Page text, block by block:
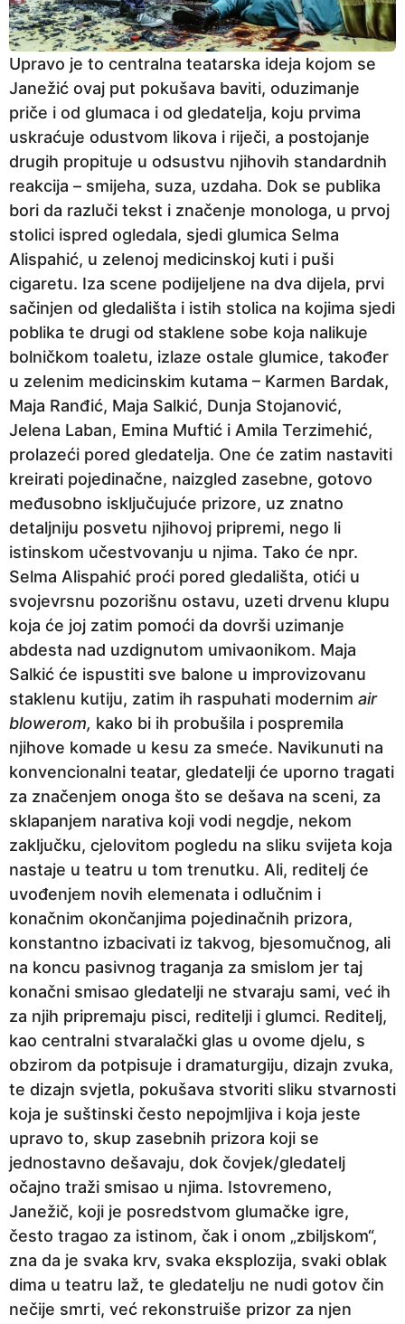
Upravo je to centralna teatarska ideja kojom se
Janežić ovaj put pokušava baviti, oduzimanje
priče i od glumaca i od gledatelja, koju prvima
uskraćuje odustvom likova i riječi, a postojanje
drugih propituje u odsustvu njihovih standardnih
reakcija – smijeha, suza, uzdaha. Dok se publika
bori da razluči tekst i značenje monologa, u prvoj
stolici ispred ogledala, sjedi glumica Selma
Alispahić, u zelenoj medicinskoj kuti i puši
cigaretu. Iza scene podijeljene na dva dijela, prvi
sačinjen od gledališta i istih stolica na kojima sjedi
poblika te drugi od staklene sobe koja nalikuje
bolničkom toaletu, izlaze ostale glumice, također
u zelenim medicinskim kutama – Karmen Bardak,
Maja Ranđić, Maja Salkić, Dunja Stojanović,
Jelena Laban, Emina Muftić i Amila Terzimehić,
prolazeći pored gledatelja. One će zatim nastaviti
kreirati pojedinačne, naizgled zasebne, gotovo
međusobno isključujuće prizore, uz znatno
detaljniju posvetu njihovoj pripremi, nego li
istinskom učestvovanju u njima. Tako će npr.
Selma Alispahić proći pored gledališta, otići u
svojevrsnu pozorišnu ostavu, uzeti drvenu klupu
koja će joj zatim pomoći da dovrši uzimanje
abdesta nad uzdignutom umivaonikom. Maja
Salkić će ispustiti sve balone u improvizovanu
staklenu kutiju, zatim ih raspuhati modernim air
blowerom, kako bi ih probušila i pospremila
njihove komade u kesu za smeće. Navikunuti na
konvencionalni teatar, gledatelji će uporno tragati
za značenjem onoga što se dešava na sceni, za
sklapanjem narativa koji vodi negdje, nekom
zaključku, cjelovitom pogledu na sliku svijeta koja
nastaje u teatru u tom trenutku. Ali, reditelj će
uvođenjem novih elemenata i odlučnim i
konačnim okončanjima pojedinačnih prizora,
konstantno izbacivati iz takvog, bjesomučnog, ali
na koncu pasivnog traganja za smislom jer taj
konačni smisao gledatelji ne stvaraju sami, već ih
za njih pripremaju pisci, reditelji i glumci. Reditelj,
kao centralni stvaralački glas u ovome djelu, s
obzirom da potpisuje i dramaturgiju, dizajn zvuka,
te dizajn svjetla, pokušava stvoriti sliku stvarnosti
koja je suštinski često nepojmljiva i koja jeste
upravo to, skup zasebnih prizora koji se
jednostavno dešavaju, dok čovjek/gledatelj
očajno traži smisao u njima. Istovremeno,
Janežič, koji je posredstvom glumačke igre,
često tragao za istinom, čak i onom „zbiljskom“,
zna da je svaka krv, svaka eksplozija, svaki oblak
dima u teatru laž, te gledatelju ne nudi gotov čin
nečije smrti, već rekonstruiše prizor za njen